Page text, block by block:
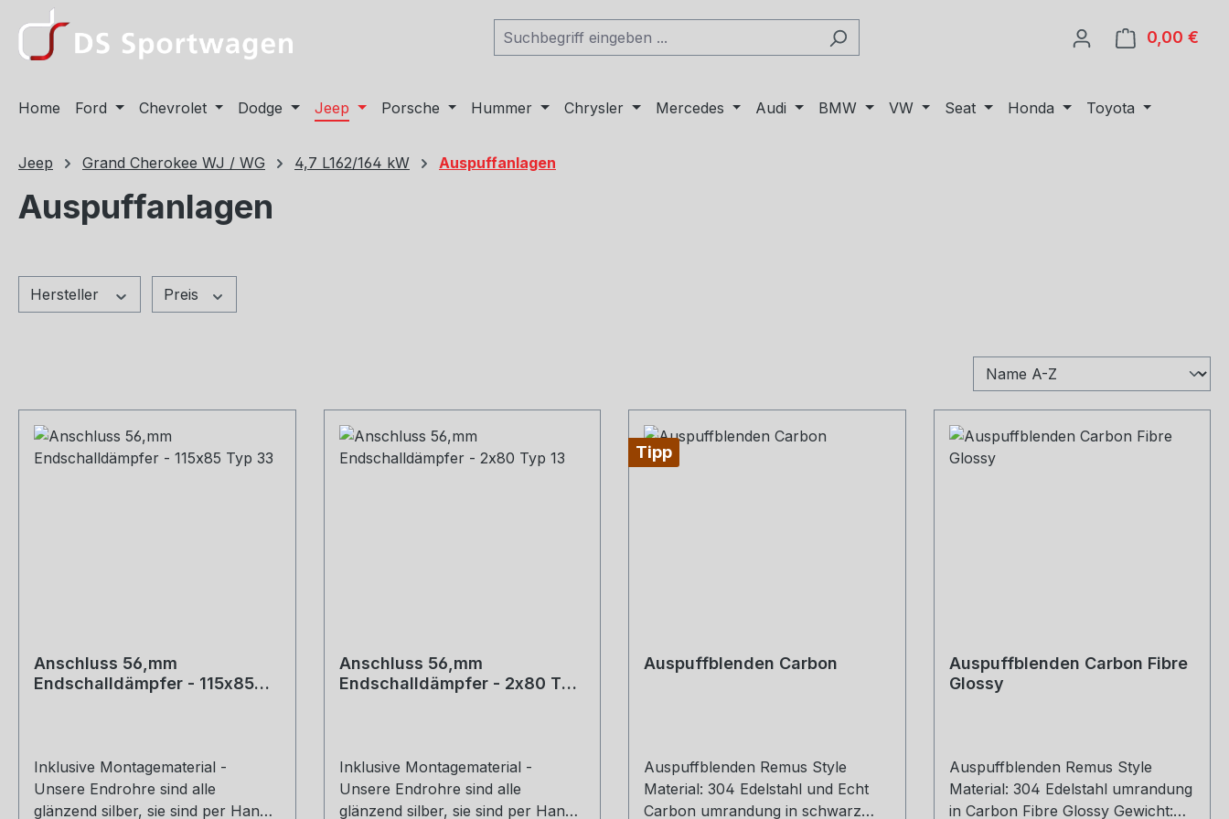
Hauptinhalt springen
Zur Suche springen
Zur Hauptnavigation springen
0,00 €
Home Ford Chevrolet Dodge Jeep Porsche Hummer Chrysler Mercedes Audi BMW VW Seat Honda Toyota
Jeep Grand Cherokee WJ / WG 4,7 L162/164 kW Auspuffanlagen
Auspuffanlagen
Hersteller Preis
Anschluss 56,mm
Endschalldämpfer - 115x85
Inklusive Montagematerial -
Unsere Endrohre sind alle
glänzend silber, sie sind per Hand
Anschluss 56,mm
Endschalldämpfer - 2x80 Typ
Inklusive Montagematerial -
Unsere Endrohre sind alle
glänzend silber, sie sind per Hand
Tipp
Auspuffblenden Carbon
Auspuffblenden Remus Style
Material: 304 Edelstahl und Echt
Carbon umrandung in schwarz
Auspuffblenden Carbon Fibre
Glossy
Auspuffblenden Remus Style
Material: 304 Edelstahl umrandung
in Carbon Fibre Glossy Gewicht: